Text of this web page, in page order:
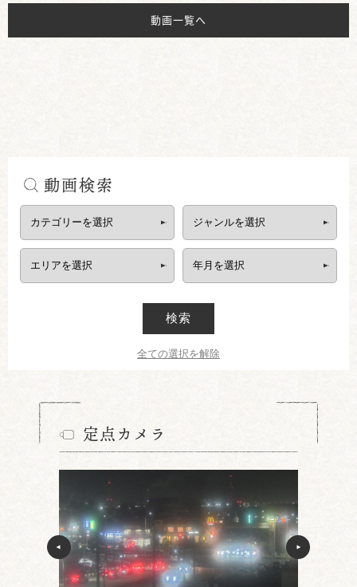
動画一覧へ
動画検索
検索
全ての選択を解除
定点カメラ